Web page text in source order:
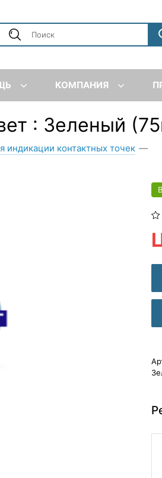
КОМПАНИЯ
: Зеленый
индикации контактных точек —